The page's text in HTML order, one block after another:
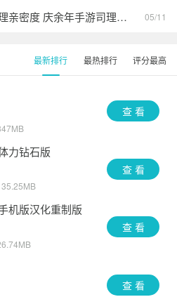
庆余年手游怎么提升司理理亲密度 庆余年手游司理理亲密度提升攻略 05/11
最新排行 最热排行 评分最高
查 看
力钻石版
查 看
机版汉化重制版
查 看
查 看